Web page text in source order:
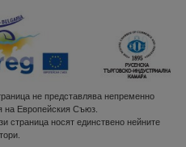
не представлява непременно
на Европейския Съюз.
страница носят единствено нейните